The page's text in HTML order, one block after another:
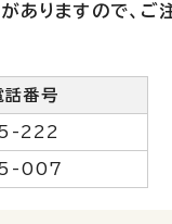
ありますので、ご
話番号
222
007